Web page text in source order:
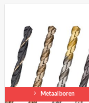
Metaalboren